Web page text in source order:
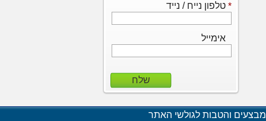
* טלפון נייח / נייד
אימייל
שלח
מבצעים והטבות לגולשי האתר